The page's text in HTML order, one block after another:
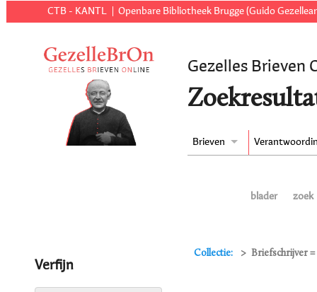
CTB - KANTL Openbare Bibliotheek Brugge (Guido
Gezelles Brieven
Brieven
blader zoek
Collectie: Briefschrijver
Verfijn